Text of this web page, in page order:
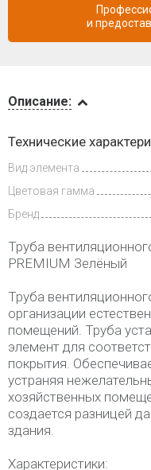
и оплата
Описание:
Технические
Вид элемента
Цветовая гамма
Бренд
Труба
PREMIUM Зелёный
Труба
организации
помещений. Труба
элемент для
покрытия.
устраняя
хозяйственных
создается разницей
здания.
Характеристики:
и